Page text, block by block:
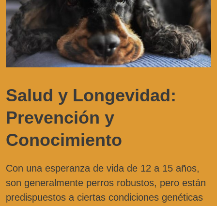
Salud y Longevidad:
Prevención y
Conocimiento
Con una esperanza de vida de 12 a 15 años,
son generalmente perros robustos, pero están
predispuestos a ciertas condiciones genéticas